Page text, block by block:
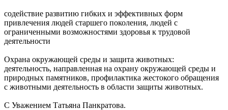
содействие развитию гибких и эффективных форм
привлечения людей старшего поколения, людей с
ограниченными возможностями здоровья к трудовой
деятельности
Охрана окружающей среды и защита животных:
деятельность, направленная на охрану окружающей среды и
природных памятников, профилактика жестокого обращения
с животными деятельность в области защиты животных.
С Уважением Татьяна Панкратова.